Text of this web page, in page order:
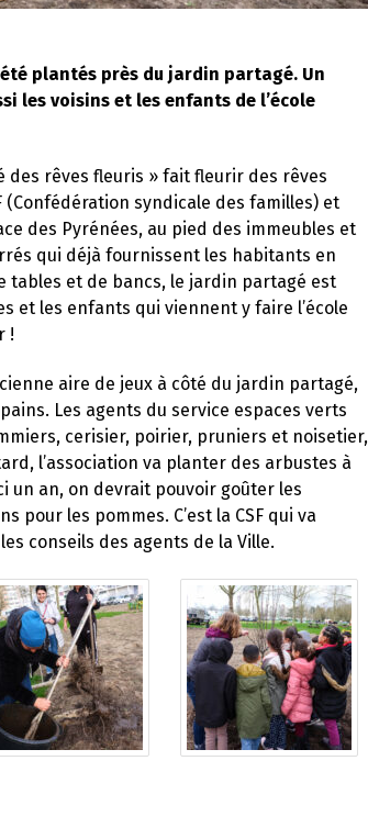
plantés près du jardin partagé. Un
les voisins et les enfants de l’école
des rêves fleuris » fait fleurir des rêves
(Confédération syndicale des familles) et
des Pyrénées, au pied des immeubles et
qui déjà fournissent les habitants en
tables et de bancs, le jardin partagé est
et les enfants qui viennent y faire l’école
!
aire de jeux à côté du jardin partagé,
Les agents du service espaces verts
cerisier, poirier, pruniers et noisetier,
l’association va planter des arbustes à
un an, on devrait pouvoir goûter les
les pommes. C’est la CSF qui va
conseils des agents de la Ville.